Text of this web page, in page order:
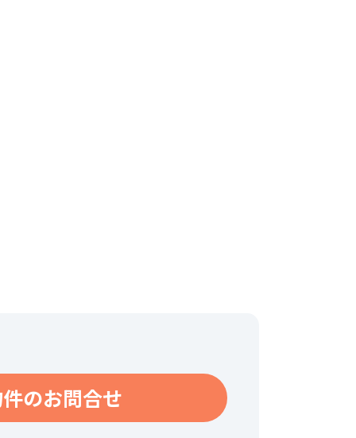
のお問合せ